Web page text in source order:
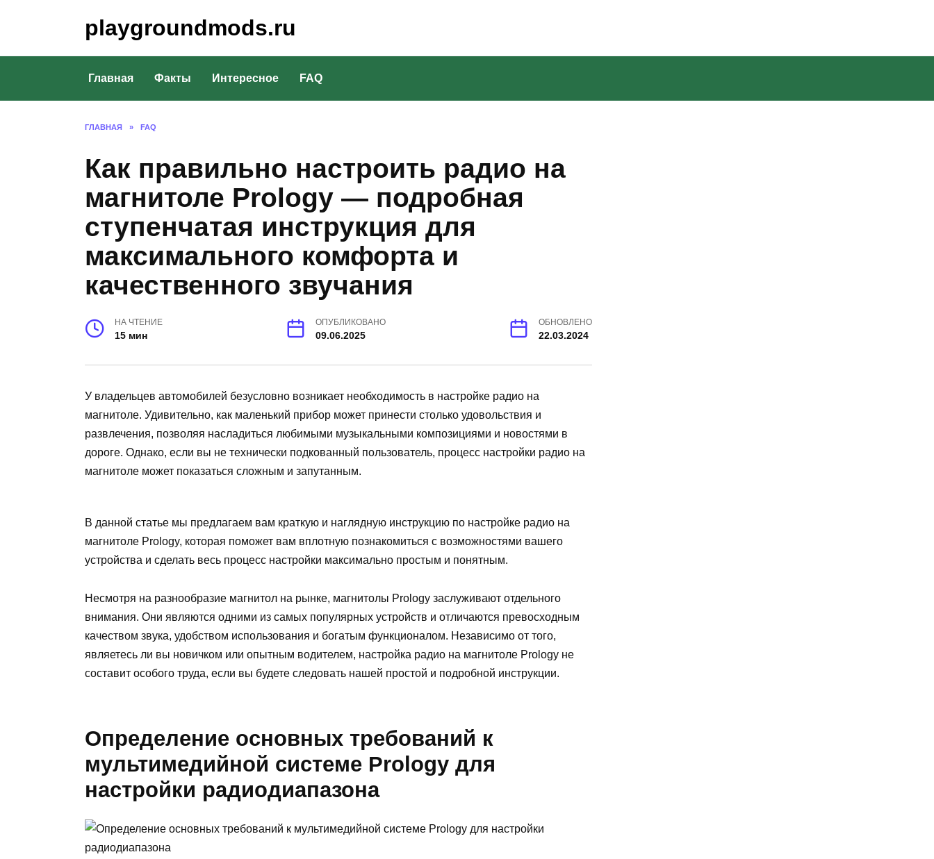
playgroundmods.ru
Главная Факты Интересное FAQ
ГЛАВНАЯ » FAQ
Как правильно настроить радио на
магнитоле Prology — подробная
ступенчатая инструкция для
максимального комфорта и
качественного звучания
НА ЧТЕНИЕ
15 мин
ОПУБЛИКОВАНО
09.06.2025
ОБНОВЛЕНО
22.03.2024
У владельцев автомобилей безусловно возникает необходимость в настройке радио на
магнитоле. Удивительно, как маленький прибор может принести столько удовольствия и
развлечения, позволяя насладиться любимыми музыкальными композициями и новостями в
дороге. Однако, если вы не технически подкованный пользователь, процесс настройки радио на
магнитоле может показаться сложным и запутанным.
В данной статье мы предлагаем вам краткую и наглядную инструкцию по настройке радио на
магнитоле Prology, которая поможет вам вплотную познакомиться с возможностями вашего
устройства и сделать весь процесс настройки максимально простым и понятным.
Несмотря на разнообразие магнитол на рынке, магнитолы Prology заслуживают отдельного
внимания. Они являются одними из самых популярных устройств и отличаются превосходным
качеством звука, удобством использования и богатым функционалом. Независимо от того,
являетесь ли вы новичком или опытным водителем, настройка радио на магнитоле Prology не
составит особого труда, если вы будете следовать нашей простой и подробной инструкции.
Определение основных требований к
мультимедийной системе Prology для
настройки радиодиапазона